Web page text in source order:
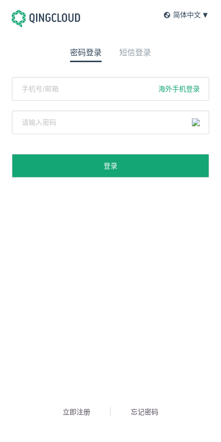
简体中文
密码登录 短信登录
海外手机登录
登录
立即注册 忘记密码